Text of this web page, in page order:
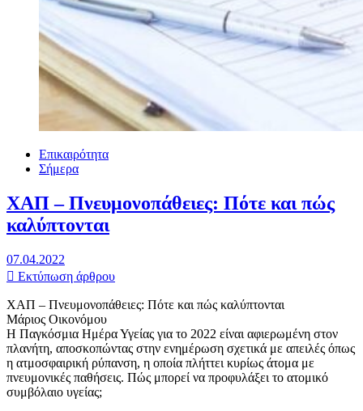
Επικαιρότητα
Σήμερα
ΧΑΠ – Πνευμονοπάθειες: Πότε και πώς
καλύπτονται
07.04.2022
Εκτύπωση άρθρου
ΧΑΠ – Πνευμονοπάθειες: Πότε και πώς καλύπτονται
Μάριος Οικονόμου
Η Παγκόσμια Ημέρα Υγείας για το 2022 είναι αφιερωμένη στον
πλανήτη, αποσκοπώντας στην ενημέρωση σχετικά με απειλές όπως
η ατμοσφαιρική ρύπανση, η οποία πλήττει κυρίως άτομα με
πνευμονικές παθήσεις. Πώς μπορεί να προφυλάξει το ατομικό
συμβόλαιο υγείας;